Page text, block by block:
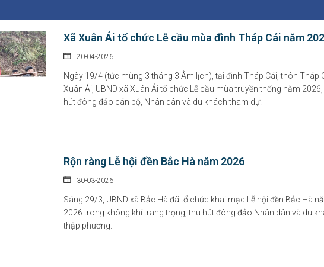
Xã Xuân Ái tổ chức Lễ cầu mùa đình Tháp Cái năm
20-04-2026
Ngày 19/4 (tức mùng 3 tháng 3 Âm lịch), tại đình Tháp Cái, thôn Tháp
Xuân Ái, UBND xã Xuân Ái tổ chức Lễ cầu mùa truyền thống năm 2026,
hút đông đảo cán bộ, Nhân dân và du khách tham dự.
Rộn ràng Lễ hội đền Bắc Hà năm 2026
30-03-2026
Sáng 29/3, UBND xã Bắc Hà đã tổ chức khai mạc Lễ hội đền Bắc Hà
2026 trong không khí trang trọng, thu hút đông đảo Nhân dân và du
thập phương.